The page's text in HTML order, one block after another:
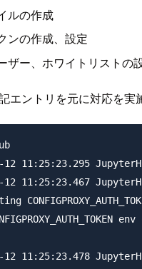
ルの作成
ンの作成、設定
ザー、ホワイトリストの
エントリを元に対応を実
12 11:25:23.295
12 11:25:23.467
env
12 11:25:23.478